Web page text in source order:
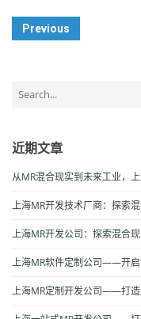
Post
Navigation
Previous
for:
近期文章
从MR混合现实到未来工业，
上海MR开发技术厂商：探索
上海MR开发公司：探索混合
上海MR软件定制公司——开启
上海MR定制开发公司——打造